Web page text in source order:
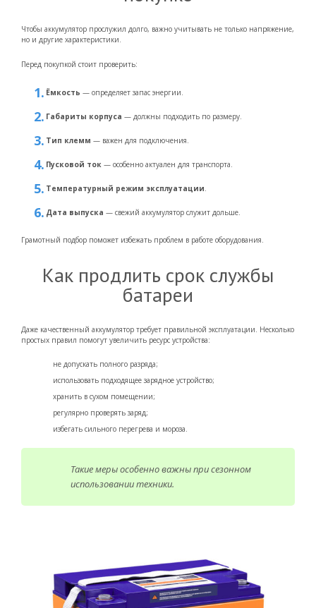
Чтобы аккумулятор прослужил долго, важно учитывать не только напряжение,
но и другие характеристики.
Перед покупкой стоит проверить:
Ёмкость — определяет запас энергии.
Габариты корпуса — должны подходить по размеру.
Тип клемм — важен для подключения.
Пусковой ток — особенно актуален для транспорта.
Температурный режим эксплуатации.
Дата выпуска — свежий аккумулятор служит дольше.
Грамотный подбор поможет избежать проблем в работе оборудования.
Как продлить срок службы
батареи
Даже качественный аккумулятор требует правильной эксплуатации. Несколько
простых правил помогут увеличить ресурс устройства:
не допускать полного разряда;
использовать подходящее зарядное устройство;
хранить в сухом помещении;
регулярно проверять заряд;
избегать сильного перегрева и мороза.
Такие меры особенно важны при сезонном
использовании техники.